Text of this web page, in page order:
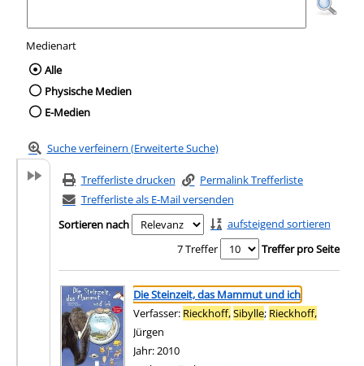
Medienart
Wählen Sie die Medienart nach der Sie
Alle
Physische Medien
E-Medien
Suche verfeinern (Erweiterte Suche)
Trefferliste drucken
Permalink Trefferliste
Trefferliste als E-Mail versenden
Sortieren nach
aufsteigend sortieren
7 Treffer
Treffer pro Seite
Suchergebnis
Zu den Suchfiltern springen
Die Steinzeit, das Mammut und ich
Verfasser: Rieckhoff,Sibylle; Rieckhoff,
Jürgen
Jahr:2010